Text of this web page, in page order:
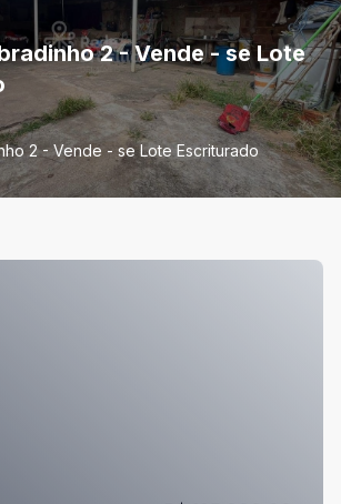
2 - Vende - se Lote
2 - Vende - se Lote Escriturado